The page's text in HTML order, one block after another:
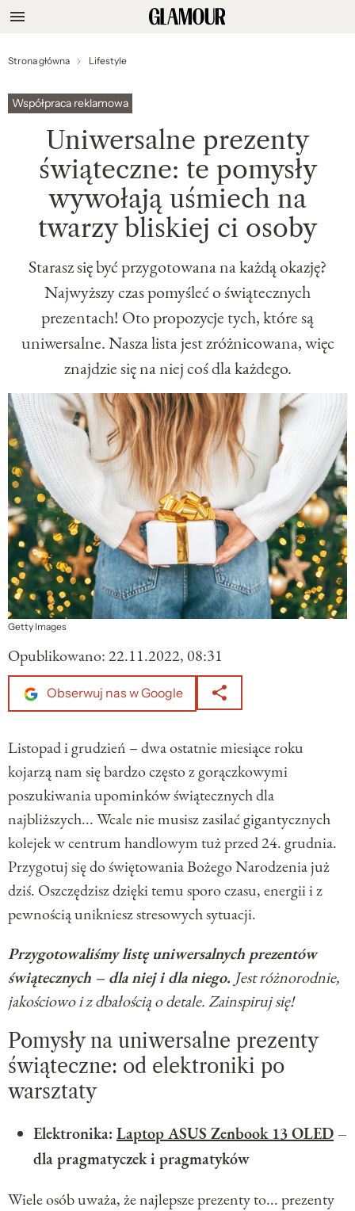
Strona główna Lifestyle
Współpraca reklamowa
Uniwersalne prezenty
świąteczne: te pomysły
wywołają uśmiech na
twarzy bliskiej ci osoby
Starasz się być przygotowana na każdą okazję?
Najwyższy czas pomyśleć o świątecznych
prezentach! Oto propozycje tych, które są
uniwersalne. Nasza lista jest zróżnicowana, więc
znajdzie się na niej coś dla każdego.
Getty Images
Opublikowano:22.11.2022, 08:31
Obserwuj nas w Google
Listopad i grudzień – dwa ostatnie miesiące roku
kojarzą nam się bardzo często z gorączkowymi
poszukiwania upominków świątecznych dla
najbliższych... Wcale nie musisz zasilać gigantycznych
kolejek w centrum handlowym tuż przed 24. grudnia.
Przygotuj się do świętowania Bożego Narodzenia już
dziś. Oszczędzisz dzięki temu sporo czasu, energii i z
pewnością unikniesz stresowych sytuacji.
Przygotowaliśmy listę uniwersalnych prezentów
świątecznych – dla niej i dla niego. Jest różnorodnie,
jakościowo i z dbałością o detale. Zainspiruj się!
Pomysły na uniwersalne prezenty
świąteczne: od elektroniki po
warsztaty
Elektronika: Laptop ASUS Zenbook 13 OLED –
dla pragmatyczek i pragmatyków
Wiele osób uważa, że najlepsze prezenty to... prezenty